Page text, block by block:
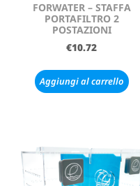
FORWATER – STAFFA
PORTAFILTRO 2
POSTAZIONI
€10.72
Aggiungi al carrello